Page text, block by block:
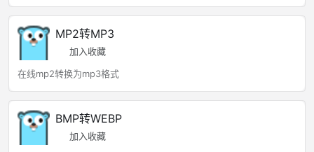
MP2转MP3
加入收藏
在线mp2转换为mp3格式
BMP转WEBP
加入收藏